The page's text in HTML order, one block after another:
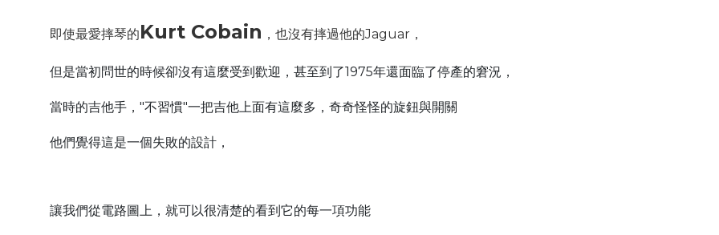
即使最愛摔琴的Kurt Cobain ，也沒有摔過他的Jaguar，
但是當初問世的時候卻沒有這麼受到歡迎，甚至到了1975年還面臨了停產的窘況，
當時的吉他手，"不習慣"一把吉他上面有這麼多，奇奇怪怪的旋鈕與開關
他們覺得這是一個失敗的設計，
讓我們從電路圖上，就可以很清楚的看到它的每一項功能